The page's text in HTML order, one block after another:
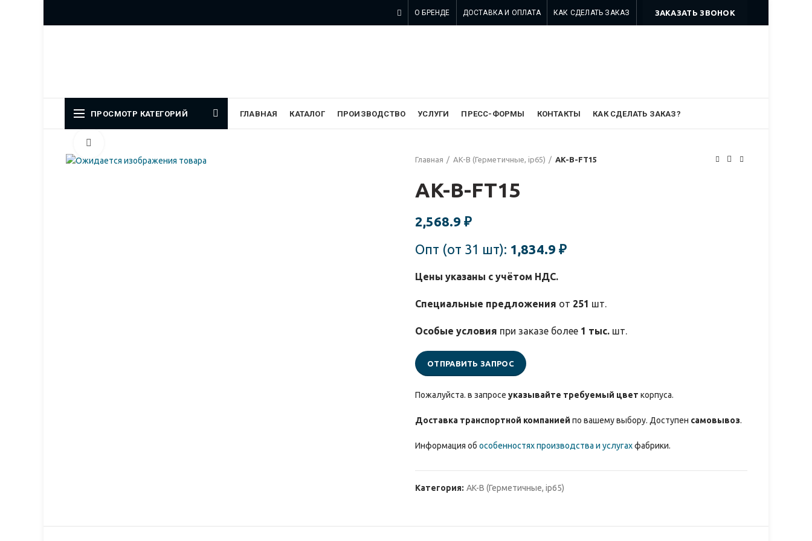
О БРЕНДЕ ДОСТАВКА И ОПЛАТА КАК СДЕЛАТЬ ЗАКАЗ ЗАКАЗАТЬ ЗВОНОК
ПРОСМОТР КАТЕГОРИЙ ГЛАВНАЯ КАТАЛОГ ПРОИЗВОДСТВО УСЛУГИ ПРЕСС-ФОРМЫ КОНТАКТЫ КАК СДЕЛАТЬ ЗАКАЗ?
Главная
AK-B (Герметичные, ip65) AK-B-FT15
AK-B-FT15
2,568.9 ₽
Опт (от 31 шт): 1,834.9 ₽
Цены указаны с учётом НДС.
Специальные предложения от 251 шт.
Особые условия при заказе более 1 тыс. шт.
ОТПРАВИТЬ ЗАПРОС
Пожалуйста. в запросе указывайте требуемый цвет корпуса.
Доставка транспортной компанией по вашему выбору. Доступен самовывоз.
Информация об особенностях производства и услугахфабрики.
Категория: AK-B (Герметичные, ip65)